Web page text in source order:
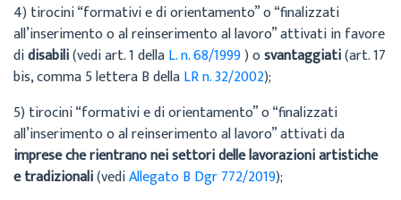
4) tirocini “formativi e di orientamento” o “finalizzati
all’inserimento o al reinserimento al lavoro” attivati in favore
didisabili(vedi art. 1 dellaL. n. 68/1999) osvantaggiati(art. 17
bis, comma 5 lettera B dellaLR n. 32/2002);
5) tirocini “formativi e di orientamento” o “finalizzati
all’inserimento o al reinserimento al lavoro” attivati da
imprese che rientrano nei settori delle lavorazioni artistiche
e tradizionali(vediAllegato B Dgr 772/2019);